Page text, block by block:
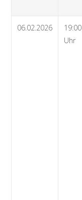
06.02.2026
19:00
Uhr